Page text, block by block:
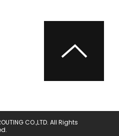
CO.,LTD. All Rights